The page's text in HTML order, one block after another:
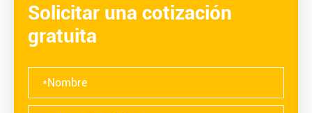
Solicitar una cotización
gratuita